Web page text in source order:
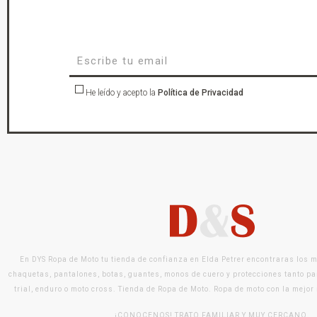
He leído y acepto la Política de Privacidad
En DYS Ropa de Moto tu tienda de confianza en Elda Petrer encontraras los
chaquetas, pantalones, botas, guantes, monos de cuero y protecciones tanto
trial, enduro o moto cross. Tienda de Ropa de Moto. Ropa de moto con la
¡CONOCENOS! TRATO FAMILIAR Y MUY CERCANO.